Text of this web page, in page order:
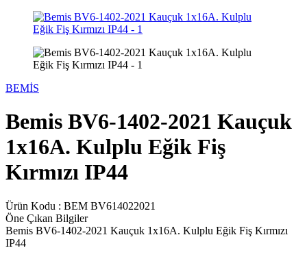
BEMİS
Bemis BV6-1402-2021 Kauçuk
1x16A. Kulplu Eğik Fiş
Kırmızı IP44
Ürün Kodu : BEM BV614022021
Öne Çıkan Bilgiler
Bemis BV6-1402-2021 Kauçuk 1x16A. Kulplu Eğik Fiş Kırmızı
IP44